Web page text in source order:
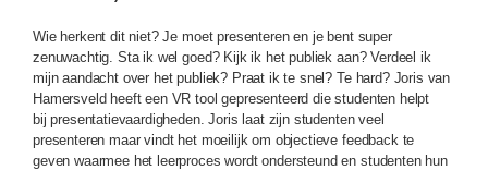
Wie herkent dit niet? Je moet presenteren en je bent super
zenuwachtig. Sta ik wel goed? Kijk ik het publiek aan? Verdeel ik
mijn aandacht over het publiek? Praat ik te snel? Te hard? Joris van
Hamersveld heeft een VR tool gepresenteerd die studenten helpt
bij presentatievaardigheden. Joris laat zijn studenten veel
presenteren maar vindt het moeilijk om objectieve feedback te
geven waarmee het leerproces wordt ondersteund en studenten hun